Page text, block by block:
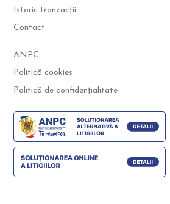
Istoric tranzacții
Contact
ANPC
Politică cookies
Politică de confidențialitate